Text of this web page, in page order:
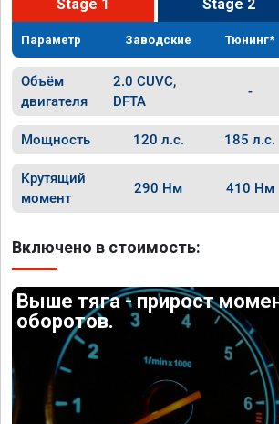
Stage 1 Stage 2
Параметр Заводские Тюнинг*
Объём
двигателя
2.0 CUVC,
DFTA
-
Мощность 120 л.с. 185 л.с.
Крутящий
момент
290 Нм 410 Нм
Включено в стоимость:
Выше тяга - прирост
оборотов.